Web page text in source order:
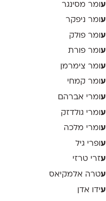
עומר מסינגר
ע ומר ניפקר
ע ומר פולק
עומר פורת
ע ומר צימרמן
עומר קמחי
ע ומרי אברהם
ע ומרי גולדזק
עומרי מלכה
ע ופרי גיל
עזרי טרזי
עטרה אלמקיאס
עידו אדן